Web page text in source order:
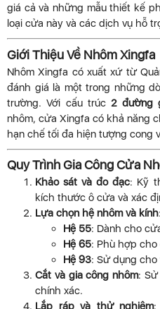
giá cả và những mẫu thiết kế
loại cửa này và các dịch vụ hỗ
Giới Thiệu Về Nhôm Xingfa
Nhôm Xingfa có xuất xứ từ
đánh giá là một trong những
trường. Với cấu trúc2 đường
nhôm, cửa Xingfa có khả năng
hạn chế tối đa hiện tượng cong
Quy Trình Gia Công Cửa
Khảo sát và đo đạc: Kỹ
kích thước ô cửa và xác
Lựa chọn hệ nhôm và kính:
Hệ 55: Dành cho
Hệ 65: Phù hợp
Hệ 93: Sử dụng
Cắt và gia công nhôm: Sử
chính xác.